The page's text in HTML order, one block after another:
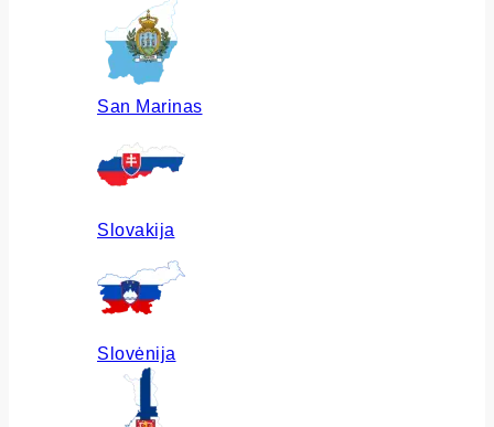
San Marinas
Slovakija
Slovėnija